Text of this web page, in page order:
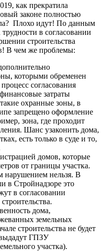
как прекратила
законе полностью
Плохо идут! По данным
в согласовании
строительства
В чем же проблемы:
которыми обременен
согласования
затраты
охранные зоны, в
запрещено оформление
зона, где проходит
Шанс узаконить дома,
есть только в суде и то,
домов, которые
от границы участка.
нарушением нельзя. В
в Стройнадзоре это
в согласовании
дома,
земельных
строительства не будет
ГПЗУ
участка).